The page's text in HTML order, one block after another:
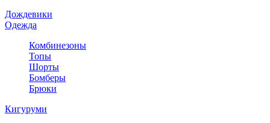
Дождевики
Одежда
Комбинезоны
Топы
Шорты
Бомберы
Брюки
Кигуруми